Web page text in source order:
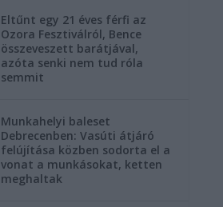
Eltűnt egy 21 éves férfi az
Ozora Fesztiválról, Bence
összeveszett barátjával,
azóta senki nem tud róla
semmit
Munkahelyi baleset
Debrecenben: Vasúti átjáró
felújítása közben sodorta el a
vonat a munkásokat, ketten
meghaltak